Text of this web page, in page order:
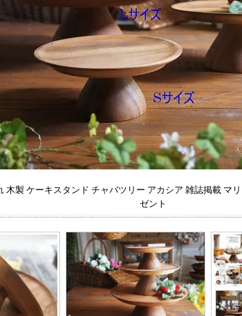
木製 ケーキスタンド チャバツリー アカシア 雑誌掲載 マ
ゼント